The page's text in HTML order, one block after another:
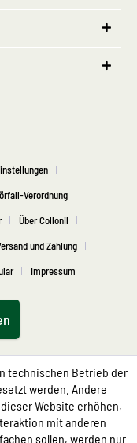
Verordnung
Über Collonil
und Zahlung
Impressum
technischen Betrieb der
werden. Andere
Website erhöhen,
mit anderen
sollen, werden nur